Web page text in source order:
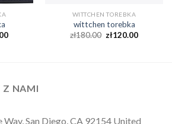
WITTCHEN TOREBKA
wittchen torebka
zł180.00 zł120.00
Z NAMI
San Diego, CA 92154 United